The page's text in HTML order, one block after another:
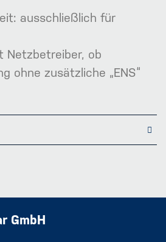
ausschließlich für
Netzbetreiber, ob
ohne zusätzliche „ENS“
GmbH